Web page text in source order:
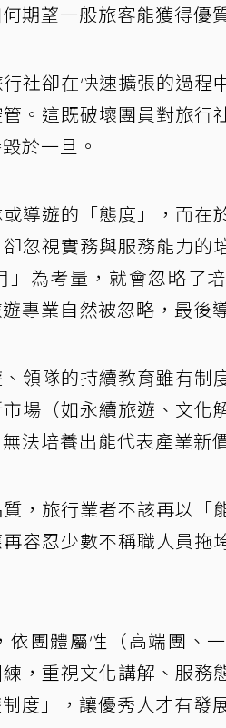
期望一般旅客能獲得優
社卻在快速擴張的過
。這既破壞團員對旅行
於一旦。
導遊的「態度」，而在
忽視實務與服務能力的
為考量，就會忽略了
專業自然被忽略，最後
領隊的持續教育雖有制
場（如永續旅遊、文化
法培養出能代表產業新
，旅行業者不該再以「
容忍少數不稱職人員
團體屬性（高端團、
，重視文化講解、服務
度」，讓優秀人才有發